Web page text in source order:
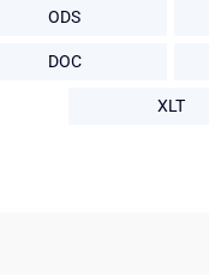
ODS
DOC
XLT